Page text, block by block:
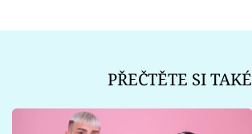
PŘEČTĚTE SI TAKÉ